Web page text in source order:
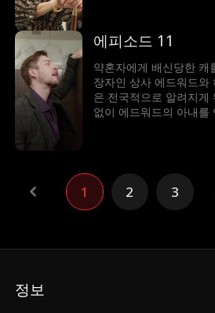
데.
에피소드 11
약혼자에게 배신당한
장자인 상사 에드워드와
은 전국적으로 알려지게
없이 에드워드의 아내를
1 2 3
정보